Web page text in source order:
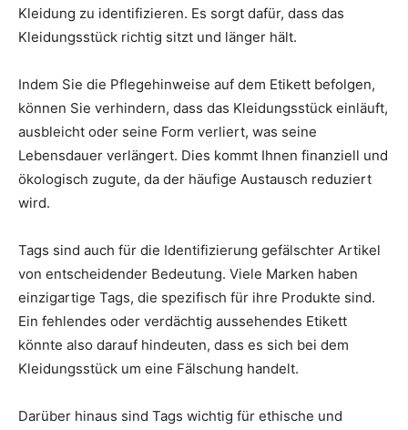
Kleidung zu identifizieren. Es sorgt dafür, dass das
Kleidungsstück richtig sitzt und länger hält.
Indem Sie die Pflegehinweise auf dem Etikett befolgen,
können Sie verhindern, dass das Kleidungsstück einläuft,
ausbleicht oder seine Form verliert, was seine
Lebensdauer verlängert. Dies kommt Ihnen finanziell und
ökologisch zugute, da der häufige Austausch reduziert
wird.
Tags sind auch für die Identifizierung gefälschter Artikel
von entscheidender Bedeutung. Viele Marken haben
einzigartige Tags, die spezifisch für ihre Produkte sind.
Ein fehlendes oder verdächtig aussehendes Etikett
könnte also darauf hindeuten, dass es sich bei dem
Kleidungsstück um eine Fälschung handelt.
Darüber hinaus sind Tags wichtig für ethische und